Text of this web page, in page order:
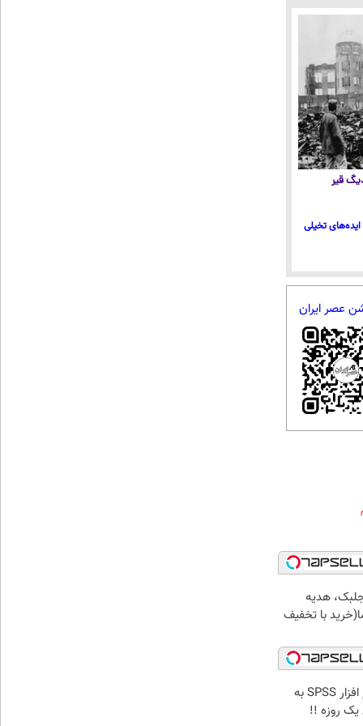
دیگ قیر
تخیلی
عصر ایران
هدیه
با تخفیف
تحلیل آماری فوری با نرم افزار SPSS به
روزه !!